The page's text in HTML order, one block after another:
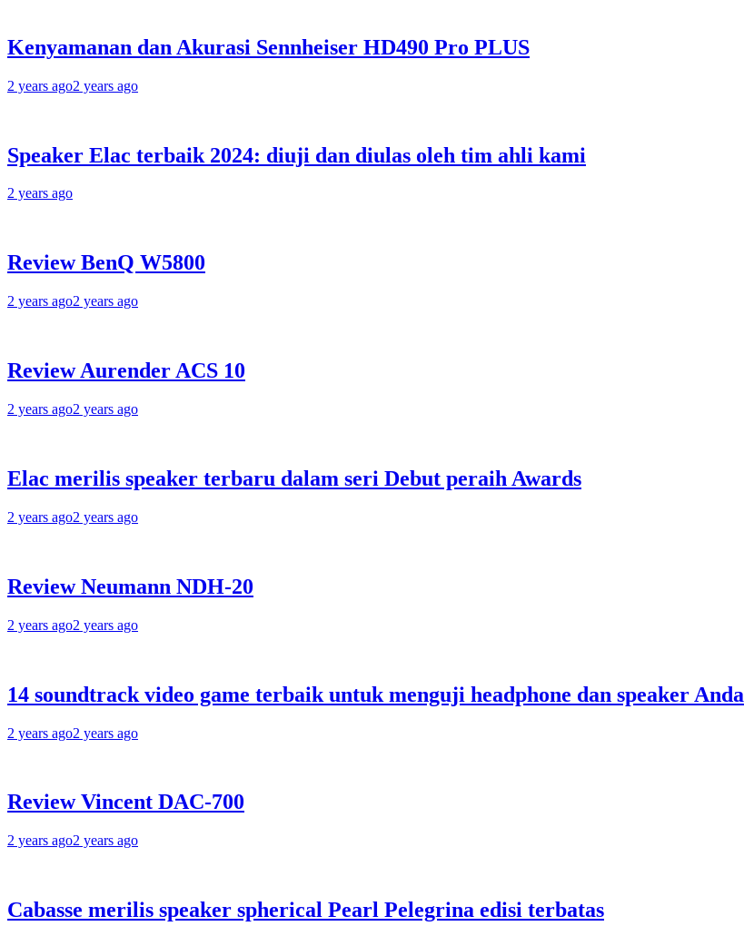
Kenyamanan dan Akurasi Sennheiser HD490 Pro PLUS
2 years ago2 years ago
Speaker Elac terbaik 2024: diuji dan diulas oleh tim ahli kami
2 years ago
Review BenQ W5800
2 years ago2 years ago
Review Aurender ACS 10
2 years ago2 years ago
Elac merilis speaker terbaru dalam seri Debut peraih Awards
2 years ago2 years ago
Review Neumann NDH-20
2 years ago2 years ago
14 soundtrack video game terbaik untuk menguji headphone dan speaker Anda
2 years ago2 years ago
Review Vincent DAC-700
2 years ago2 years ago
Cabasse merilis speaker spherical Pearl Pelegrina edisi terbatas